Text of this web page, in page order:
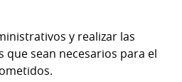
y realizar las
que sean necesarios para el